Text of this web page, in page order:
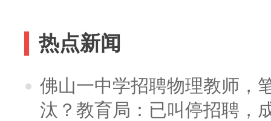
热点新闻
佛山一中学招聘物理教师，
汰？教育局：已叫停招聘，